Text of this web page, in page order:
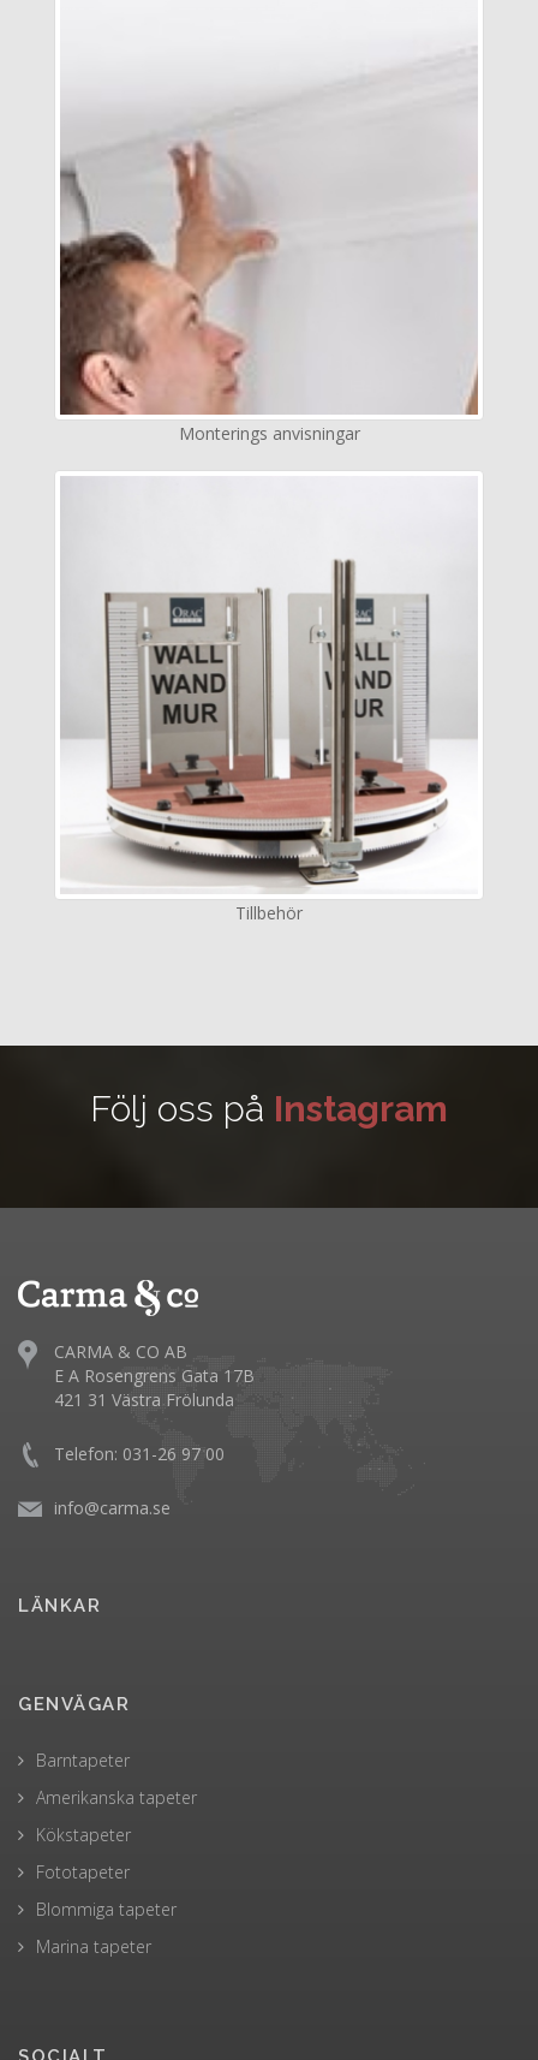
Monterings anvisningar
Tillbehör
Följ oss på Instagram
CARMA & CO AB
E A Rosengrens Gata 17B
421 31 Västra Frölunda
Telefon: 031-26 97 00
info@carma.se
LÄNKAR
GENVÄGAR
Barntapeter
Amerikanska tapeter
Kökstapeter
Fototapeter
Blommiga tapeter
Marina tapeter